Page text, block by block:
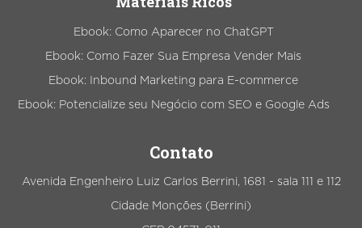
Ebook: Como Aparecer no ChatGPT
Ebook: Como Fazer Sua Empresa Vender Mais
Ebook: Inbound Marketing para E-commerce
Ebook: Potencialize seu Negócio com SEO e Google Ads
Contato
Avenida Engenheiro Luiz Carlos Berrini, 1681 - sala 111 e 112
Cidade Monções (Berrini)